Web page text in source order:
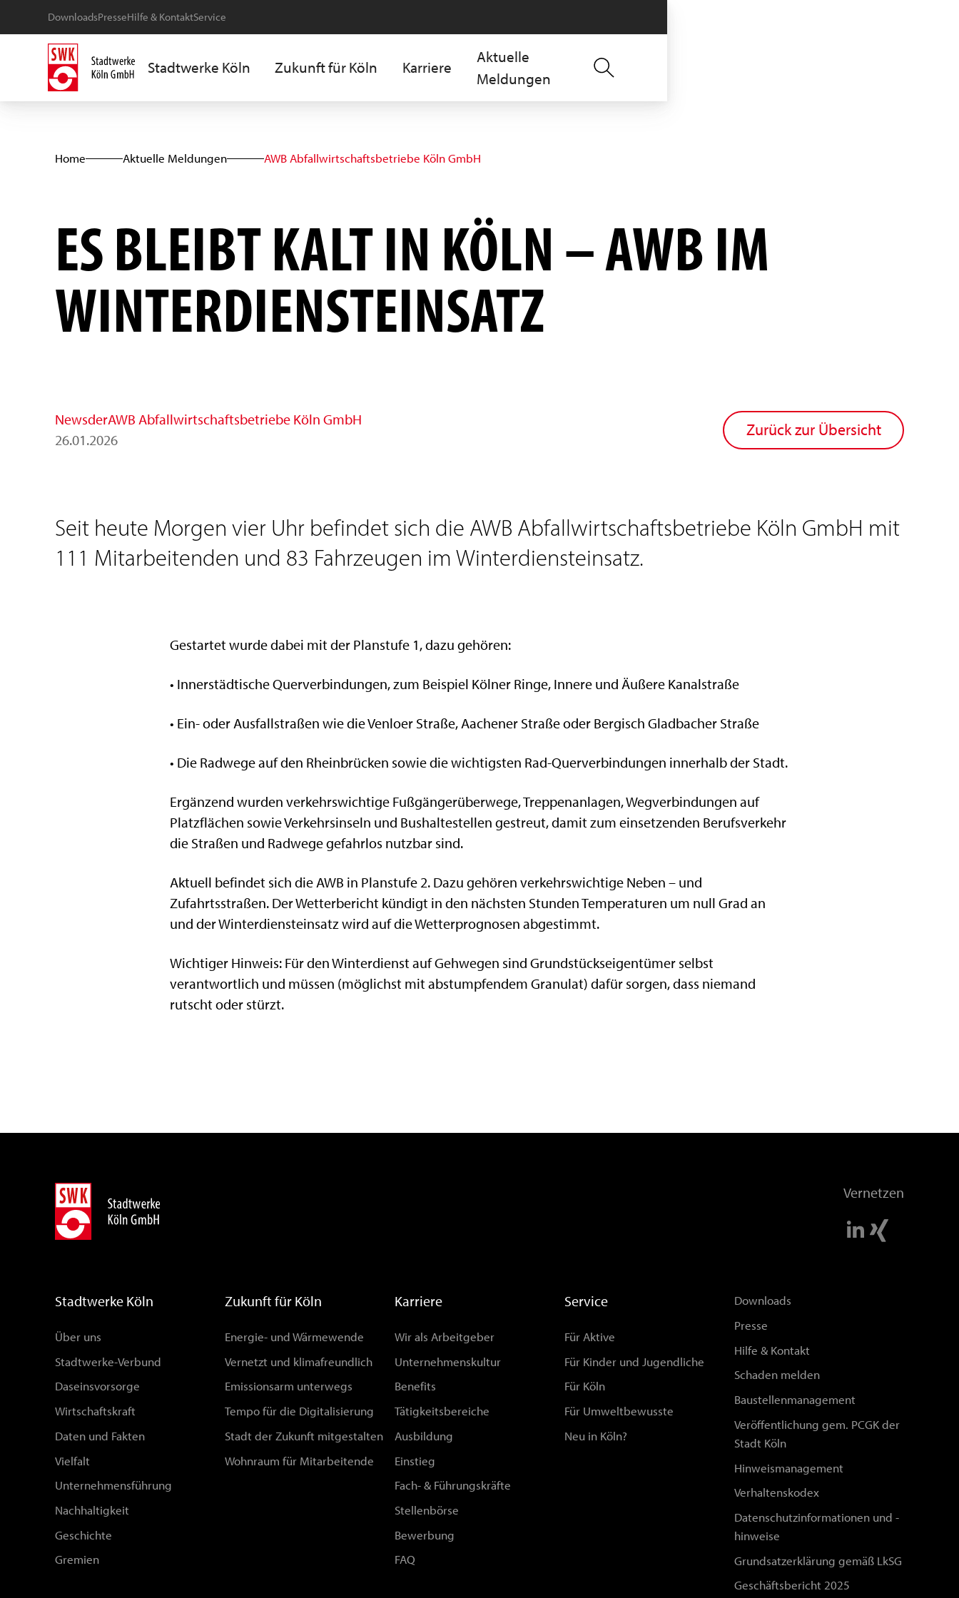
DownloadsPresseHilfe & KontaktService
Stadtwerke Köln Zukunft für Köln Karriere
Aktuelle
Meldungen
Home Aktuelle Meldungen AWB Abfallwirtschaftsbetriebe Köln GmbH
ES BLEIBT KALT IN KÖLN – AWB IM
WINTERDIENSTEINSATZ
NewsderAWB Abfallwirtschaftsbetriebe Köln GmbH
26.01.2026
Zurück zur Übersicht
Seit heute Morgen vier Uhr befindet sich die AWB Abfallwirtschaftsbetriebe Köln GmbH mit
111 Mitarbeitenden und 83 Fahrzeugen im Winterdiensteinsatz.
Gestartet wurde dabei mit der Planstufe 1, dazu gehören:
• Innerstädtische Querverbindungen, zum Beispiel Kölner Ringe, Innere und Äußere Kanalstraße
• Ein- oder Ausfallstraßen wie die Venloer Straße, Aachener Straße oder Bergisch Gladbacher Straße
• Die Radwege auf den Rheinbrücken sowie die wichtigsten Rad-Querverbindungen innerhalb der Stadt.
Ergänzend wurden verkehrswichtige Fußgängerüberwege, Treppenanlagen, Wegverbindungen auf
Platzflächen sowie Verkehrsinseln und Bushaltestellen gestreut, damit zum einsetzenden Berufsverkehr
die Straßen und Radwege gefahrlos nutzbar sind.
Aktuell befindet sich die AWB in Planstufe 2. Dazu gehören verkehrswichtige Neben – und
Zufahrtsstraßen. Der Wetterbericht kündigt in den nächsten Stunden Temperaturen um null Grad an
und der Winterdiensteinsatz wird auf die Wetterprognosen abgestimmt.
Wichtiger Hinweis: Für den Winterdienst auf Gehwegen sind Grundstückseigentümer selbst
verantwortlich und müssen (möglichst mit abstumpfendem Granulat) dafür sorgen, dass niemand
rutscht oder stürzt.
Vernetzen
Stadtwerke Köln
Über uns
Stadtwerke-Verbund
Daseinsvorsorge
Wirtschaftskraft
Daten und Fakten
Vielfalt
Unternehmensführung
Nachhaltigkeit
Geschichte
Gremien
Zukunft für Köln
Energie- und Wärmewende
Vernetzt und klimafreundlich
Emissionsarm unterwegs
Tempo für die Digitalisierung
Stadt der Zukunft mitgestalten
Wohnraum für Mitarbeitende
Karriere
Wir als Arbeitgeber
Unternehmenskultur
Benefits
Tätigkeitsbereiche
Ausbildung
Einstieg
Fach- & Führungskräfte
Stellenbörse
Bewerbung
FAQ
Service
Für Aktive
Für Kinder und Jugendliche
Für Köln
Für Umweltbewusste
Neu in Köln?
Downloads
Presse
Hilfe & Kontakt
Schaden melden
Baustellenmanagement
Veröffentlichung gem. PCGK der
Stadt Köln
Hinweismanagement
Verhaltenskodex
Datenschutzinformationen und -
hinweise
Grundsatzerklärung gemäß LkSG
Geschäftsbericht 2025